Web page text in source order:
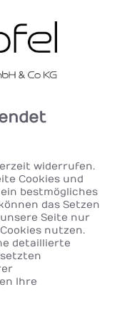
widerrufen.
Cookies und
bestmögliches
das Setzen
Seite nur
nutzen.
detaillierte
Ihre